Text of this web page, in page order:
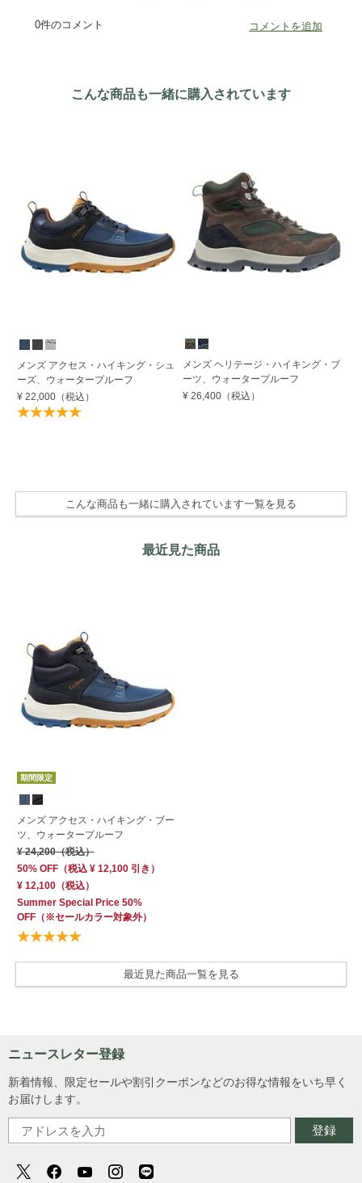
こんな商品も一緒に購入されています
メンズ アクセス・ハイキング・シュ
ーズ、ウォータープルーフ
¥ 22,000（税込）
メンズ ヘリテージ・ハイキング・ブ
ーツ、ウォータープルーフ
¥ 26,400 （税込）
こんな商品も一緒に購入されています一覧を見る
最近見た商品
期間限定
メンズ アクセス・ハイキング・ブー
ツ、ウォータープルーフ
¥ 24,200（税込）
50% OFF（税込 ¥ 12,100引き）
¥ 12,100（税込）
Summer Special Price 50%
OFF（※セールカラー対象外）
最近見た商品一覧を見る
ニュースレター登録
新着情報、限定セールや割引クーポンなどのお得な情報をいち早く
お届けします。
登録